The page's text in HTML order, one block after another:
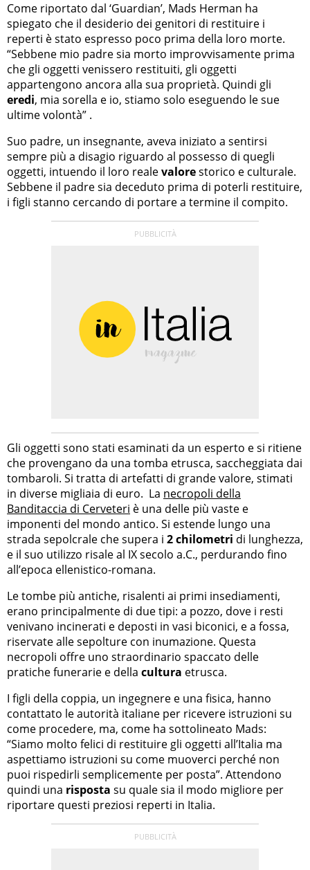
Come riportato dal ‘Guardian’, Mads Herman ha
spiegato che il desiderio dei genitori di restituire i
reperti è stato espresso poco prima della loro morte.
“Sebbene mio padre sia morto improvvisamente prima
che gli oggetti venissero restituiti, gli oggetti
appartengono ancora alla sua proprietà. Quindi gli
eredi, mia sorella e io, stiamo solo eseguendo le sue
ultime volontà” .
Suo padre, un insegnante, aveva iniziato a sentirsi
sempre più a disagio riguardo al possesso di quegli
oggetti, intuendo il loro realevalorestorico e culturale.
Sebbene il padre sia deceduto prima di poterli restituire,
i figli stanno cercando di portare a termine il compito.
Gli oggetti sono stati esaminati da un esperto e si ritiene
che provengano da una tomba etrusca, saccheggiata dai
tombaroli. Si tratta di artefatti di grande valore, stimati
in diverse migliaia di euro. La necropoli della
Banditaccia di Cerveteri è una delle più vaste e
imponenti del mondo antico. Si estende lungo una
strada sepolcrale che supera i 2 chilometri di lunghezza,
e il suo utilizzo risale al IX secolo a.C., perdurando fino
all’epoca ellenistico-romana.
Le tombe più antiche, risalenti ai primi insediamenti,
erano principalmente di due tipi: a pozzo, dove i resti
venivano incinerati e deposti in vasi biconici, e a fossa,
riservate alle sepolture con inumazione. Questa
necropoli offre uno straordinario spaccato delle
pratiche funerarie e della cultura etrusca.
I figli della coppia, un ingegnere e una fisica, hanno
contattato le autorità italiane per ricevere istruzioni su
come procedere, ma, come ha sottolineato Mads:
“Siamo molto felici di restituire gli oggetti all’Italia ma
aspettiamo istruzioni su come muoverci perché non
puoi rispedirli semplicemente per posta”. Attendono
quindi una risposta su quale sia il modo migliore per
riportare questi preziosi reperti in Italia.